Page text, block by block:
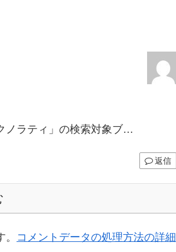
ノラティ」の検索対象ブ…
返信
コメントデータの処理方法の詳細